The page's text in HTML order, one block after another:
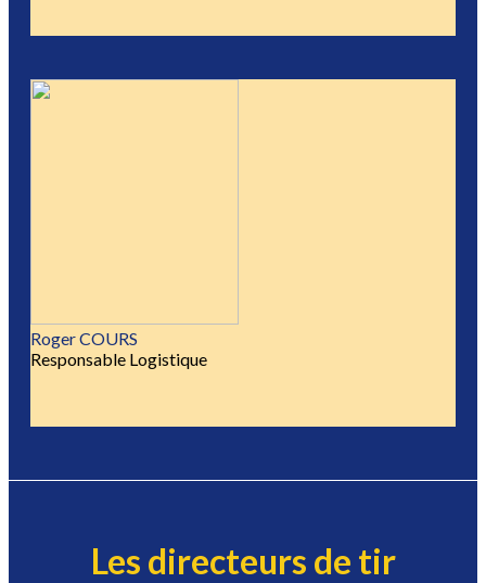
Roger COURS
Responsable Logistique
Les directeurs de tir